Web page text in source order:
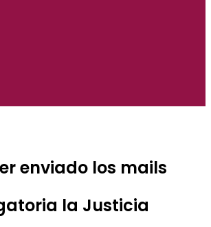
enviado los mails
la Justicia